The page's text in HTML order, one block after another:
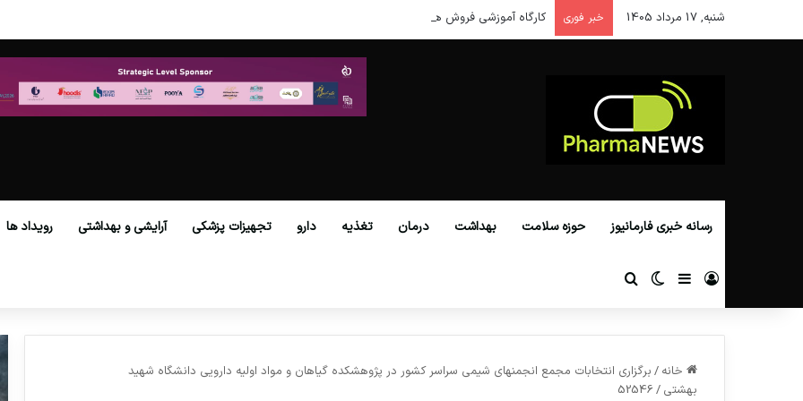
شنبه, 17 مرداد 1405 خبر فوری کارگاه آموزشی فروش هوشمند در عصر نوین
رسانه خبری فارمانیوز حوزه سلامت بهداشت درمان تغذیه دارو تجهیزات پزشکی آرایشی و بهداشتی رویداد ها
ورود سایدبارتغییر پوسته
خانه /
برگزاری انتخابات مجمع انجمن‎های شیمی سراسر کشور در پژوهشکده گیاهان و مواد اولیه دارویی دانشگاه شهید
بهشتی /
52546